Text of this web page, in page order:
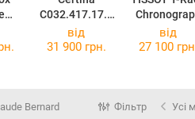
C032.417.17.0
51.00
51.00
від
31 900 грн.
від
27 100
Bernard Фільтр Усі